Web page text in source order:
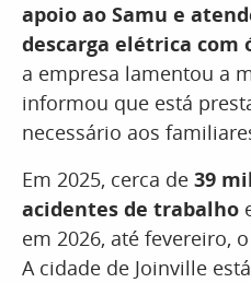
apoio ao Samu e
descarga elétrica com
a empresa lamentou a
informou que está
necessário aos
Em 2025, cerca de 39
acidentes de trabalho
em 2026, até fevereiro,
A cidade de Joinville